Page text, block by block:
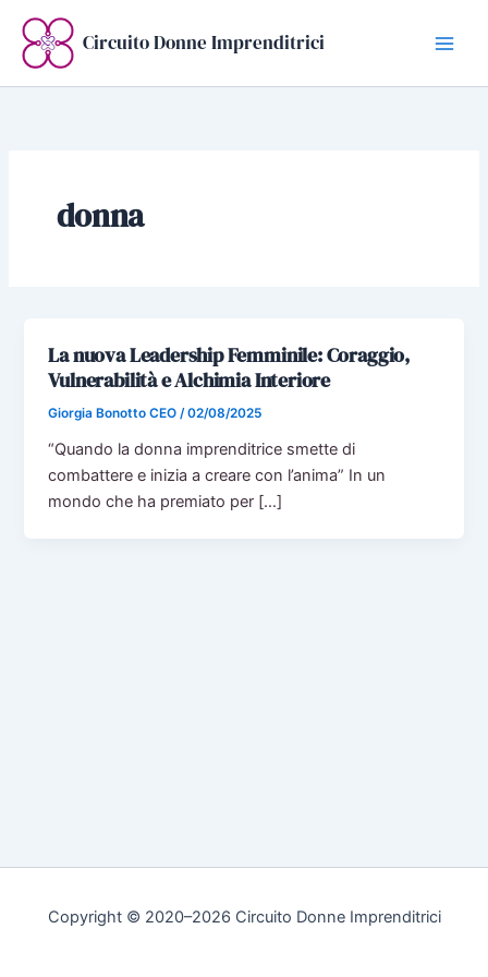
contenuto
Circuito Donne Imprenditrici
donna
La nuova Leadership Femminile: Coraggio,
Vulnerabilità e Alchimia Interiore
Giorgia Bonotto CEO/02/08/2025
“Quando la donna imprenditrice smette di
combattere e inizia a creare con l’anima” In un
mondo che ha premiato per […]
Copyright © 2020–2026 Circuito Donne Imprenditrici